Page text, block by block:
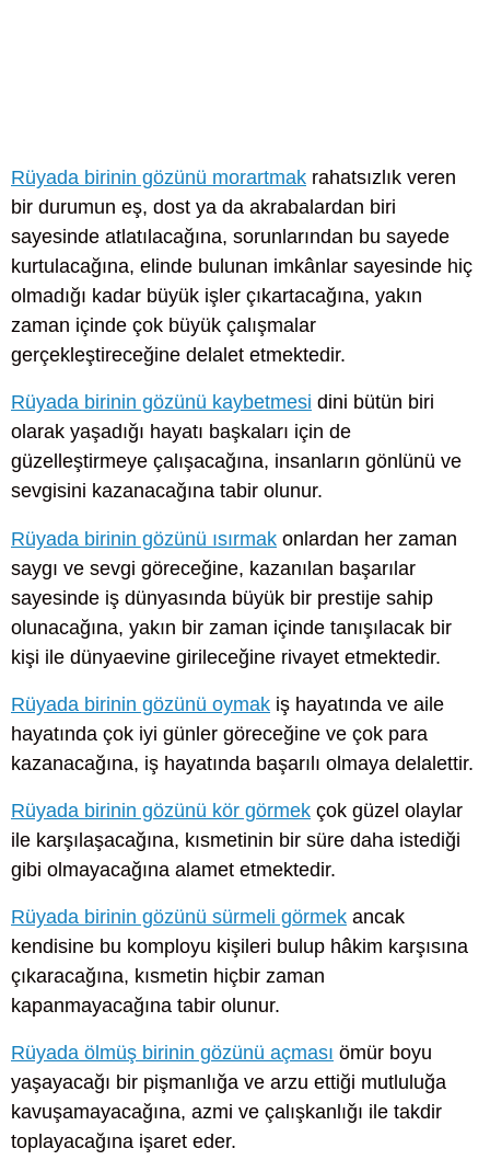
Rüyada birinin gözünü morartmak rahatsızlık veren
bir durumun eş, dost ya da akrabalardan biri
sayesinde atlatılacağına, sorunlarından bu sayede
kurtulacağına, elinde bulunan imkânlar sayesinde hiç
olmadığı kadar büyük işler çıkartacağına, yakın
zaman içinde çok büyük çalışmalar
gerçekleştireceğine delalet etmektedir.
Rüyada birinin gözünü kaybetmesi dini bütün biri
olarak yaşadığı hayatı başkaları için de
güzelleştirmeye çalışacağına, insanların gönlünü ve
sevgisini kazanacağına tabir olunur.
Rüyada birinin gözünü ısırmak onlardan her zaman
saygı ve sevgi göreceğine, kazanılan başarılar
sayesinde iş dünyasında büyük bir prestije sahip
olunacağına, yakın bir zaman içinde tanışılacak bir
kişi ile dünyaevine girileceğine rivayet etmektedir.
Rüyada birinin gözünü oymak iş hayatında ve aile
hayatında çok iyi günler göreceğine ve çok para
kazanacağına, iş hayatında başarılı olmaya delalettir.
Rüyada birinin gözünü kör görmek çok güzel olaylar
ile karşılaşacağına, kısmetinin bir süre daha istediği
gibi olmayacağına alamet etmektedir.
Rüyada birinin gözünü sürmeli görmek ancak
kendisine bu komployu kişileri bulup hâkim karşısına
çıkaracağına, kısmetin hiçbir zaman
kapanmayacağına tabir olunur.
Rüyada ölmüş birinin gözünü açması ömür boyu
yaşayacağı bir pişmanlığa ve arzu ettiği mutluluğa
kavuşamayacağına, azmi ve çalışkanlığı ile takdir
toplayacağına işaret eder.